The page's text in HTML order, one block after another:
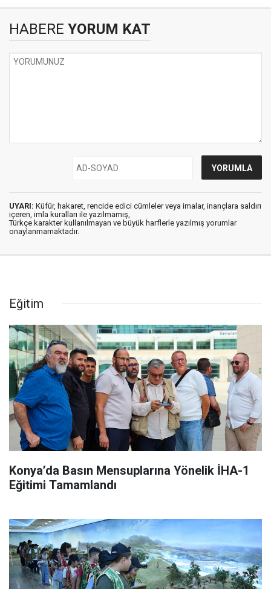
HABERE YORUM KAT
UYARI: Küfür, hakaret, rencide edici cümleler veya imalar, inançlara saldırı
içeren, imla kuralları ile yazılmamış,
Türkçe karakter kullanılmayan ve büyük harflerle yazılmış yorumlar
onaylanmamaktadır.
Eğitim
Konya’da Basın Mensuplarına Yönelik İHA-1
Eğitimi Tamamlandı